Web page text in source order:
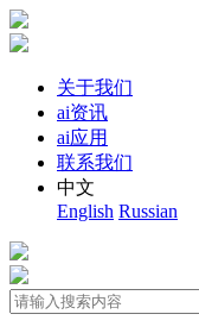
关于我们
ai资讯
ai应用
联系我们
中文
English Russian